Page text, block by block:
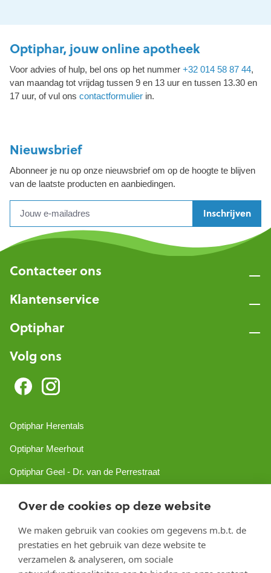
Over de cookies op deze website
We maken gebruik van cookies om gegevens m.b.t. de
prestaties en het gebruik van deze website te
verzamelen & analyseren, om sociale
Optiphar, jouw online apotheek
Voor advies of hulp, bel ons op het nummer +32 014 58 87 44,
van maandag tot vrijdag tussen 9 en 13 uur en tussen 13.30 en
17 uur, of vul ons contactformulier in.
Nieuwsbrief
Abonneer je nu op onze nieuwsbrief om op de hoogte te blijven
van de laatste producten en aanbiedingen.
Inschrijven
Contacteer ons
Klantenservice
Optiphar
Volg ons
Optiphar Herentals
Optiphar Meerhout
Optiphar Geel - Dr. van de Perrestraat
Optiphar Mol